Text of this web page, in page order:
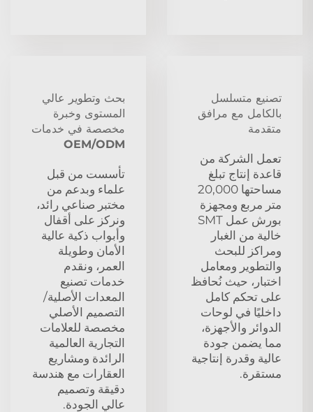
تصنيع متسلسل
بالكامل مع مرافق
متقدمة
تعمل الشركة من
قاعدة إنتاج تبلغ
مساحتها 20,000
متر مربع ومجهزة
بورش عمل SMT
خالية من الغبار
ومراكز للبحث
والتطوير ومعامل
اختبار، حيث نُحافظ
على تحكم كامل
داخليًا في لوحات
الدوائر والأجهزة،
مما يضمن جودة
عالية وقدرة إنتاجية
مستقرة.
بحث وتطوير عالي
المستوى وخبرة
مخصصة في خدمات
OEM/ODM
تأسست من قبل
علماء وبدعم من
مختبر صناعي رائد،
ونركز على أقفال
وأبواب ذكية عالية
الأمان وطويلة
العمر، ونقدم
خدمات تصنيع
المعدات الأصلية/
التصميم الأصلي
مخصصة للعلامات
التجارية العالمية
الرائدة ومشاريع
العقارات مع هندسة
دقيقة وتصميم
عالي الجودة.